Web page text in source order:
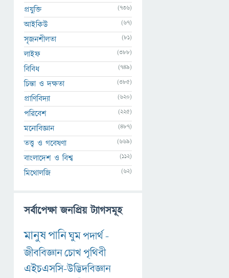
প্রযুক্তি (736)
আইকিউ (67)
সৃজনশীলতা (81)
লাইফ (388)
বিবিধ (749)
চিন্তা ও দক্ষতা (385)
প্রাণিবিদ্যা (620)
পরিবেশ (225)
মনোবিজ্ঞান (487)
তত্ত্ব ও গবেষণা (669)
বাংলাদেশ ও বিশ্ব (112)
মিথোলজি (62)
সর্বাপেক্ষা জনপ্রিয় ট্যাগসমূহ
মানুষপানিঘুমপদার্থ-
জীববিজ্ঞানচোখপৃথিবী
এইচএসসি-উদ্ভিদবিজ্ঞান